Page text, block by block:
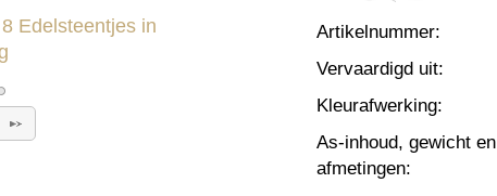
Artikelnummer:
Vervaardigd uit:
Kleurafwerking:
As-inhoud, gewicht en
afmetingen: